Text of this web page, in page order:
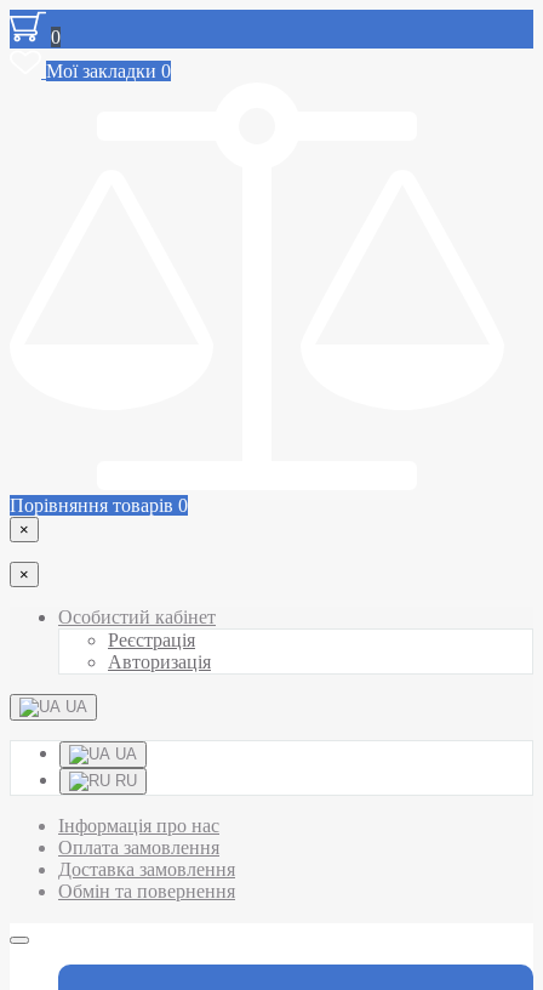
0
Мої закладки 0
Порівняння товарів 0
×
×
Особистий кабінет
Реєстрація
Авторизація
UA
UA
RU
Інформація про нас
Оплата замовлення
Доставка замовлення
Обмін та повернення